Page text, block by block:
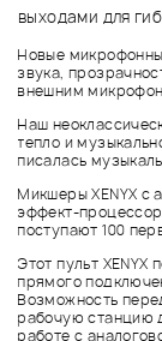
выходами для
Новые
звука,
внешним
Наш
тепло и
писалась
Микшеры XENYX с
эффект-
поступают 100
Этот пульт
прямого
Возможность
рабочую станцию
работе с